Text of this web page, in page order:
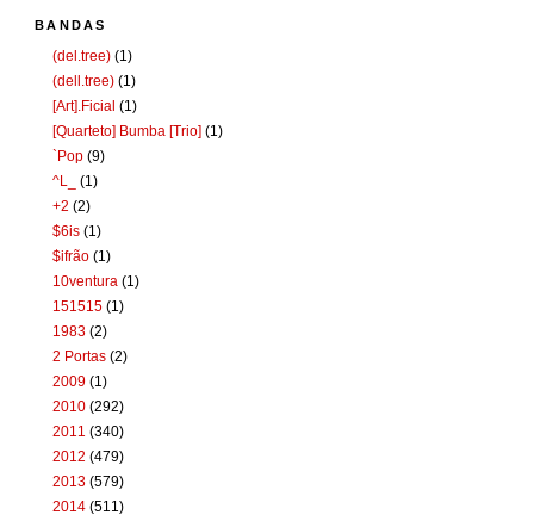
BANDAS
(del.tree) (1)
(dell.tree) (1)
[Art].Ficial (1)
[Quarteto] Bumba [Trio] (1)
`Pop (9)
^L_
(1)
+2 (2)
$6is (1)
$ifrão (1)
10ventura (1)
151515 (1)
1983 (2)
2 Portas (2)
2009 (1)
2010 (292)
2011 (340)
2012 (479)
2013 (579)
2014 (511)